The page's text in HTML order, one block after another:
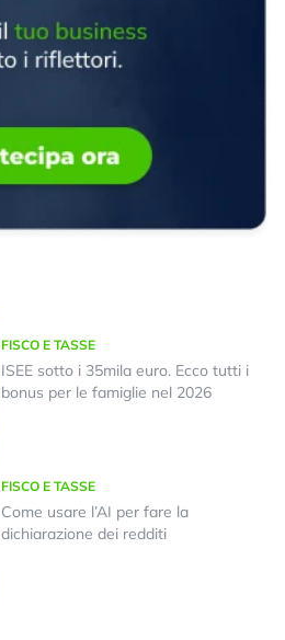
FISCO E TASSE
ISEE sotto i 35mila euro. Ecco tutti i
bonus per le famiglie nel 2026
FISCO E TASSE
Come usare l’AI per fare la
dichiarazione dei redditi